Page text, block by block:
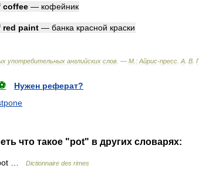
coffee — кофейник
red paint — банка красной краски
употребительных английских слов . — М : Айрис-пресс А В
Нужен реферат?
что такое "pot" в других словарях:
… Dictionnaire des rimes